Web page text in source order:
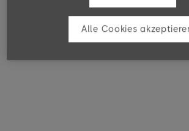
Alle Cookies